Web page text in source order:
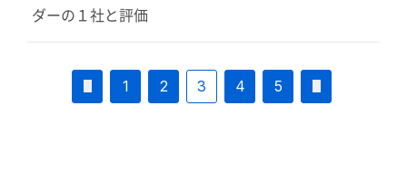
ダーの１社と評価
1 2 3 4 5